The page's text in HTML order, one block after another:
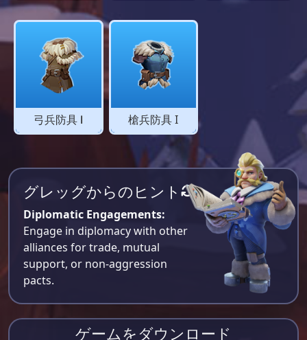
弓兵防具 Ⅰ 槍兵防具 I
グレッグからのヒント
Diplomatic Engagements:
Engage in diplomacy with other
alliances for trade, mutual
support, or non-aggression
pacts.
ゲームをダウンロード